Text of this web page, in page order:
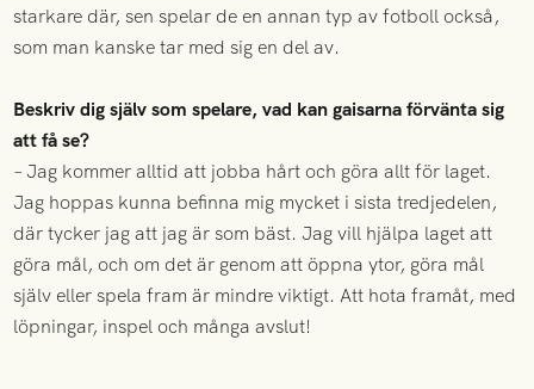
starkare där, sen spelar de en annan typ av fotboll också,
som man kanske tar med sig en del av.
Beskriv dig själv som spelare, vad kan gaisarna förvänta sig
att få se?
– Jag kommer alltid att jobba hårt och göra allt för laget.
Jag hoppas kunna befinna mig mycket i sista tredjedelen,
där tycker jag att jag är som bäst. Jag vill hjälpa laget att
göra mål, och om det är genom att öppna ytor, göra mål
själv eller spela fram är mindre viktigt. Att hota framåt, med
löpningar, inspel och många avslut!